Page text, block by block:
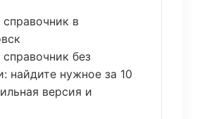
в
без
найдите нужное за 10
версия и